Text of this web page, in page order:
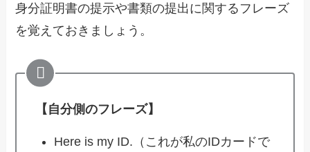
身分証明書の提示や書類の提出に関するフレーズ
を覚えておきましょう。
【自分側のフレーズ】
Here is my ID.（これが私のIDカードで